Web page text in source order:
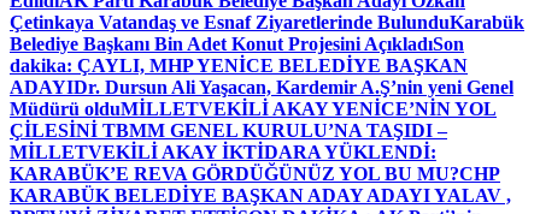
Çetinkaya Vatandaş ve Esnaf Ziyaretlerinde BulunduKarabük
Belediye Başkanı Bin Adet Konut Projesini AçıkladıSon
dakika: ÇAYLI, MHP YENİCE BELEDİYE BAŞKAN
ADAYIDr. Dursun Ali Yaşacan, Kardemir A.Ş’nin yeni Genel
Müdürü olduMİLLETVEKİLİ AKAY YENİCE’NİN YOL
ÇİLESİNİ TBMM GENEL KURULU’NA TAŞIDI –
MİLLETVEKİLİ AKAY İKTİDARA YÜKLENDİ:
KARABÜK’E REVA GÖRDÜĞÜNÜZ YOL BU MU?CHP
KARABÜK BELEDİYE BAŞKAN ADAY ADAYI YALAV ,